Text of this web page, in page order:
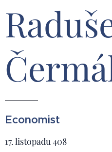
Economist
17. listopadu 408